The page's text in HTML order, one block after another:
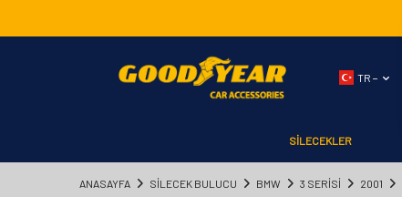
TR −
SİLECEKLER
ANASAYFA SILECEK BULUCU BMW 3 SERİSİ 2001